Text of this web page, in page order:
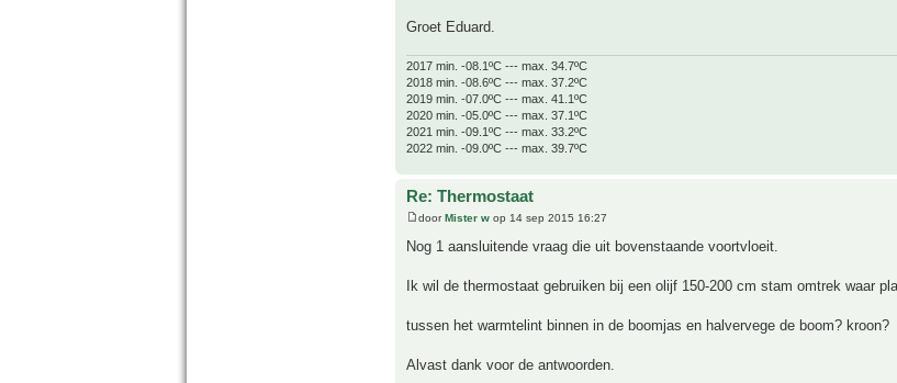
Groet Eduard.
2017 min. -08.1ºC --- max. 34.7ºC
2018 min. -08.6ºC --- max. 37.2ºC
2019 min. -07.0ºC --- max. 41.1ºC
2020 min. -05.0ºC --- max. 37.1ºC
2021 min. -09.1ºC --- max. 33.2ºC
2022 min. -09.0ºC --- max. 39.7ºC
Re: Thermostaat
doorMister w op 14 sep 2015 16:27
Nog 1 aansluitende vraag die uit bovenstaande voortvloeit.
Ik wil de thermostaat gebruiken bij een olijf 150-200 cm stam omtrek waar
tussen het warmtelint binnen in de boomjas en halvervege de boom? kroon?
Alvast dank voor de antwoorden.